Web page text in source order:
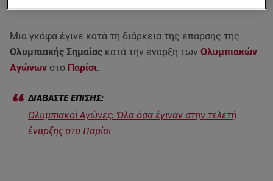
Μια γκάφα έγινε κατά τη διάρκεια της έπαρσης της
Ολυμπιακής Σημαίας κατά την έναρξη των Ολυμπιακών
Αγώνων στο Παρίσι.
Ολυμπιακοί Αγώνες: Όλα όσα έγιναν στην τελετή
έναρξης στο Παρίσι